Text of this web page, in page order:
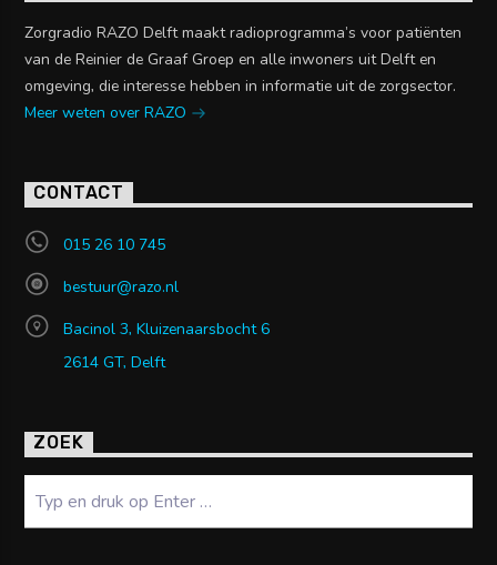
Zorgradio RAZO Delft maakt radioprogramma’s voor patiënten
van de Reinier de Graaf Groep en alle inwoners uit Delft en
omgeving, die interesse hebben in informatie uit de zorgsector.
Meer weten over RAZO
CONTACT
015 26 10 745
bestuur@razo.nl
Bacinol 3, Kluizenaarsbocht 6
2614 GT, Delft
ZOEK